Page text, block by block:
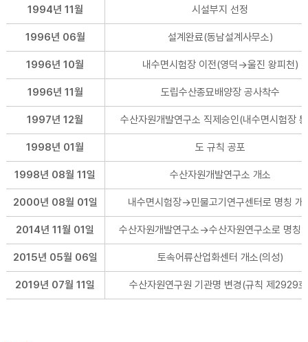
1994년 11월 시설부지 선정
1996년 06월 설계완료(동남설계사무소)
1996년 10월 내수면시험장 이전(영덕→울진 왕피천)
1996년 11월 도립수산종묘배양장 공사착수
1997년 12월 수산자원개발연구소 직제승인(내수면시험장
1998년 01월 도 규칙 공포
1998년 08월 11일 수산자원개발연구소 개소
2000년 08월 01일 내수면시험장→민물고기연구센터로 명칭 개
2014년 11월 01일 수산자원개발연구소→수산자원연구소로 명칭
2015년 05월 06일 토속어류산업화센터 개소(의성)
2019년 07월 11일 수산자원연구원 기관명 변경(규칙 제2929